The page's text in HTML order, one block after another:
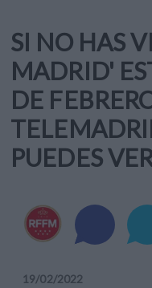
SI NO HAS
MADRID'
DE
PUEDES
19/02/2022